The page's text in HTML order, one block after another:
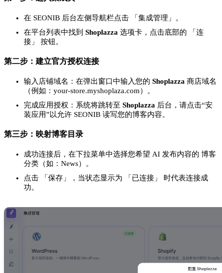
在 SEONIB 后台左侧导航栏点击 「集成管理」。
在平台列表中找到 Shoplazza 选项卡，点击底部的 「连
接」 按钮。
第二步：建立官方授权连接
输入店铺域名：在弹出窗口中输入您的 Shoplazza 商店域名
（例如：your-store.myshoplaza.com）。
完成应用授权：系统将跳转至 Shoplazza 后台，请点击“安
装应用”以允许 SEONIB 读写您的博客内容。
第三步：映射博客目录
成功连接后，在下拉菜单中选择您希望 AI 发布内容的 博客
分类（如：News）。
点击 「保存」，当状态显示为 「已连接」 时代表连接成
功。